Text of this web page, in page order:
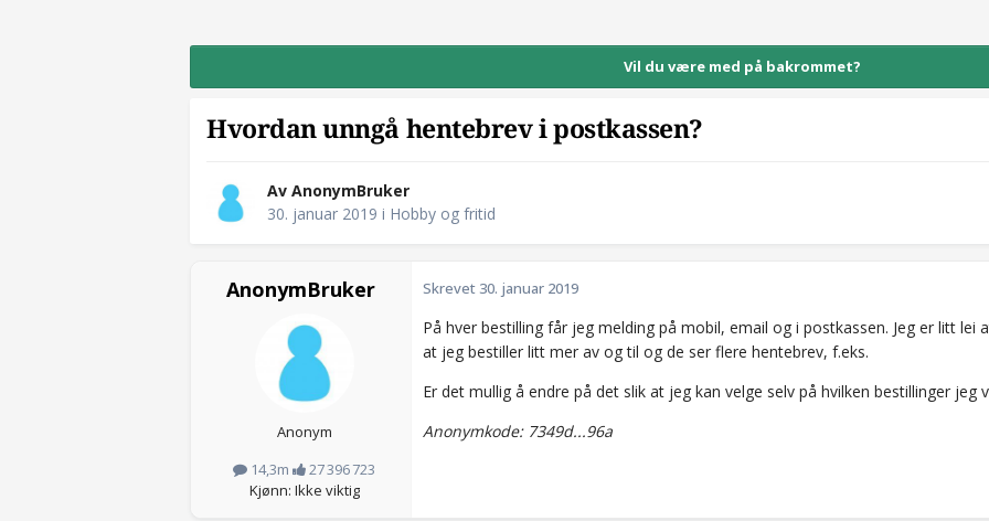
Vil du være med på bakrommet?
Hvordan unngå hentebrev i postkassen?
Av AnonymBruker
30. januar 2019 i Hobby og fritid
AnonymBruker
Anonym
14,3m
27 396 723
Kjønn: Ikke viktig
Skrevet 30. januar 2019
På hver bestilling får jeg melding på mobil, email og i postkassen. Jeg er litt
at jeg bestiller litt mer av og til og de ser flere hentebrev, f.eks.
Er det mullig å endre på det slik at jeg kan velge selv på hvilken bestillinger
Anonymkode: 7349d...96a